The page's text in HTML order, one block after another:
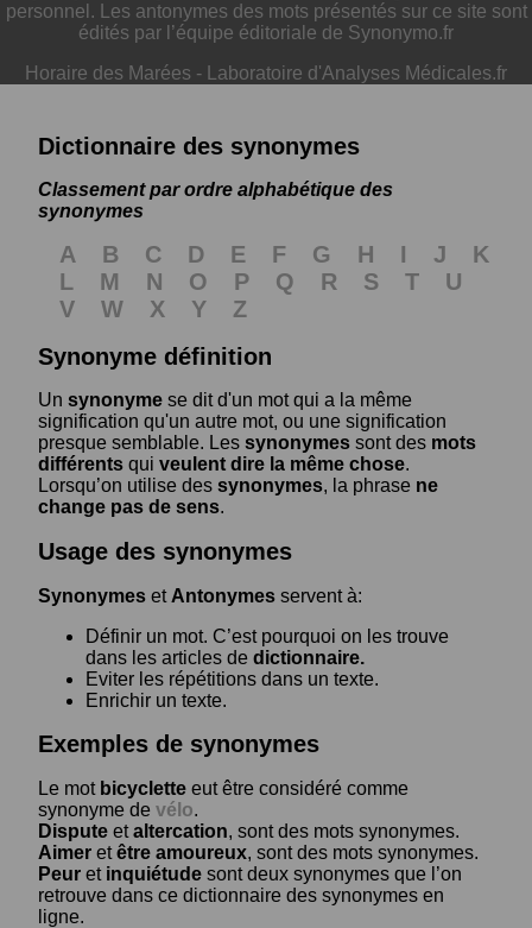
personnel. Les antonymes des mots présentés sur ce site sont
édités par l’équipe éditoriale de Synonymo.fr
Horaire des Marées - Laboratoire d'Analyses Médicales.fr
Dictionnaire des synonymes
Classement par ordre alphabétique des
synonymes
A B C D E F G H I J
K
L
M N O P Q R S T
U
V
W X Y
Z
Synonyme définition
Un synonyme se dit d'un mot qui a la même
signification qu'un autre mot, ou une signification
presque semblable. Les synonymes sont des mots
différents qui veulent dire la même chose.
Lorsqu’on utilise des synonymes, la phrase ne
change pas de sens.
Usage des synonymes
Synonymes et Antonymes servent à:
Définir un mot. C’est pourquoi on les trouve
dans les articles de dictionnaire.
Eviter les répétitions dans un texte.
Enrichir un texte.
Exemples de synonymes
Le mot bicyclette eut être considéré comme
synonyme de vélo.
Dispute etaltercation, sont des mots synonymes.
Aimer etêtre amoureux, sont des mots synonymes.
Peur et inquiétude sont deux synonymes que l’on
retrouve dans ce dictionnaire des synonymes en
ligne.